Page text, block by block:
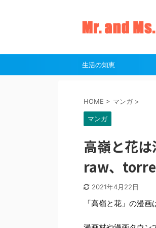
生活の知恵
HOME > マンガ >
マンガ
高嶺と花
raw、
2021年4月22日
「高嶺と花」の漫